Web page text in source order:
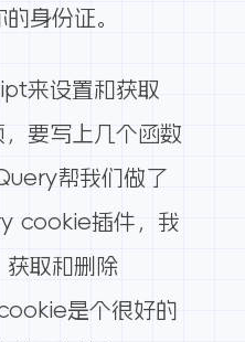
身份证。
来设置和获取
要写上几个函数
帮我们做了
cookie插件，我
获取和删除
是个很好的